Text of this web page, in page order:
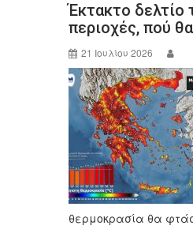
o
o
k
Έκτακτο δελτίο
περιοχές, πού
21 Ιουλίου 2026
θερμοκρασία θα